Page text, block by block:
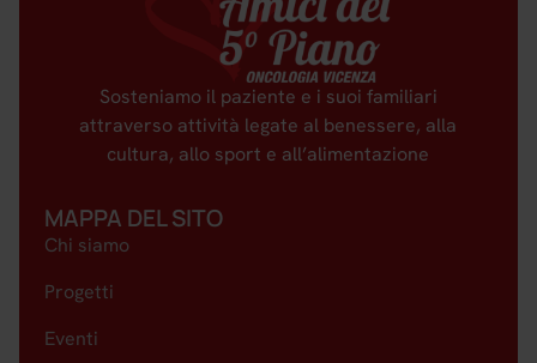
Sosteniamo il paziente e i suoi familiari
attraverso attività legate al benessere, alla
cultura, allo sport e all’alimentazione
MAPPA DEL SITO
Chi siamo
Progetti
Eventi